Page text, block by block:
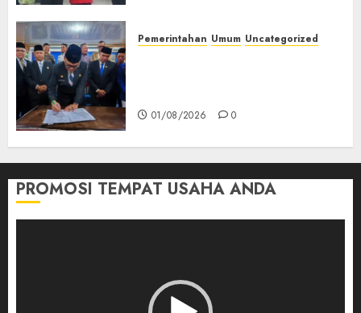
Pemerintahan Umum Uncategorized
01/08/2026 0
PROMOSI TEMPAT USAHA ANDA